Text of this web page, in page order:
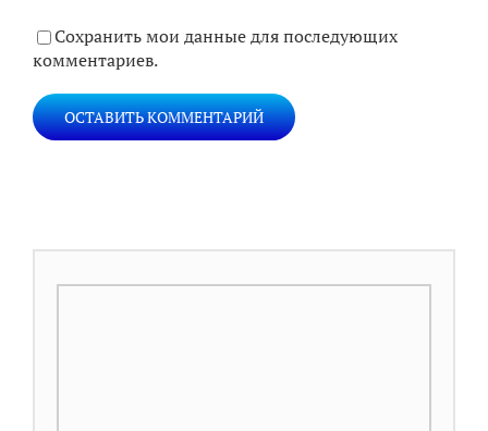
Сохранить мои данные для последующих
комментариев.